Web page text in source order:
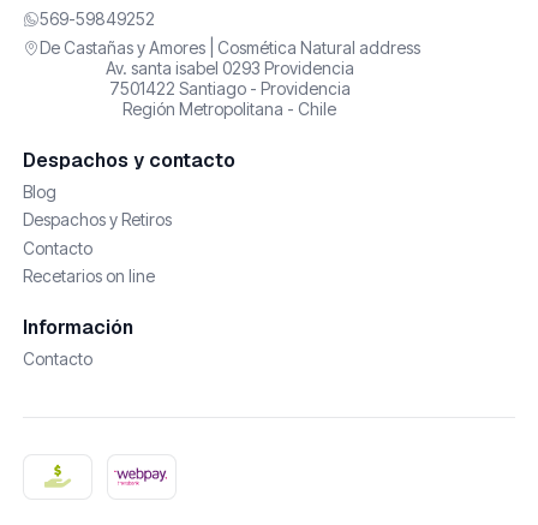
569-59849252
De Castañas y Amores | Cosmética Natural address
Av. santa isabel 0293 Providencia
7501422 Santiago - Providencia
Región Metropolitana - Chile
Despachos y contacto
Blog
Despachos y Retiros
Contacto
Recetarios on line
Información
Contacto